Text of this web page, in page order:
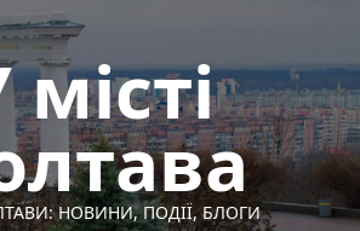
місті
НОВИНИ, ПОДІЇ, БЛОГИ